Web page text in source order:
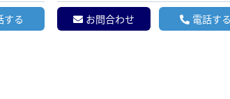
する お問合わせ 電話する